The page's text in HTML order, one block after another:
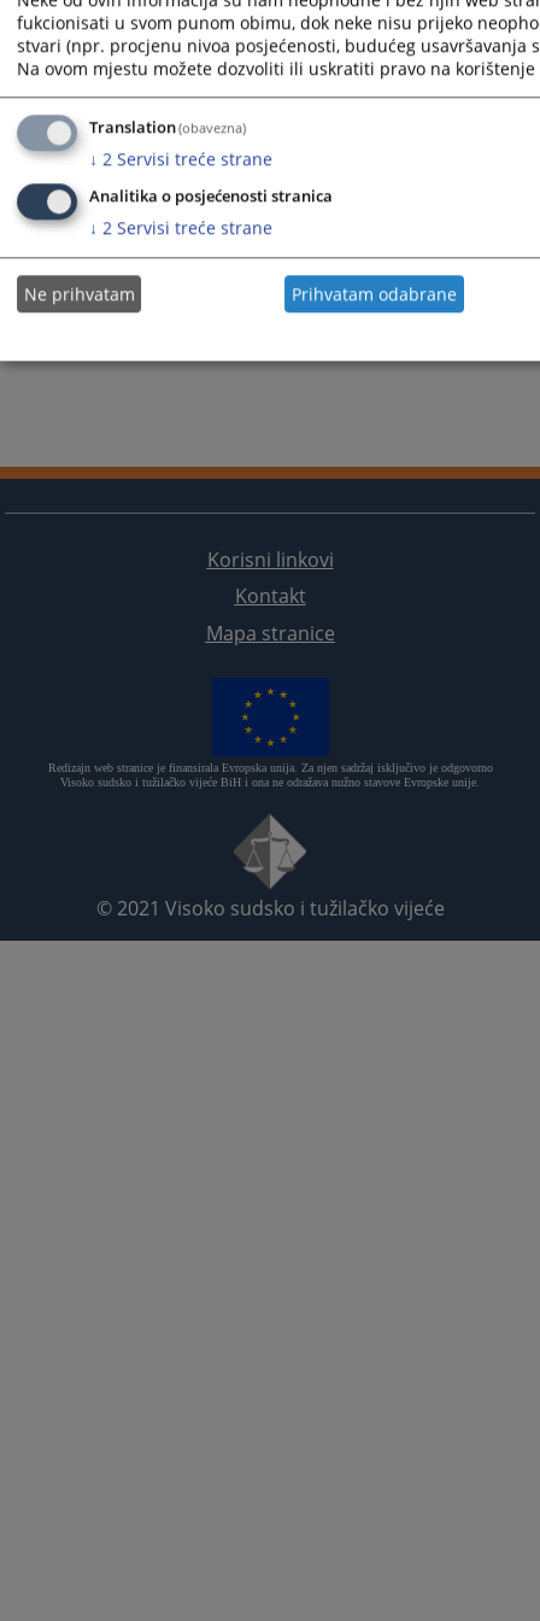
Vijest dostupna još na: Hrvatski jezik Srpski jezik
1812PREGLEDA
#Sedin Idrizovic
Korisni linkovi
Kontakt
Mapa stranice
Redizajn web stranice je finansirala Evropska unija. Za njen sadržaj isključivo je odgovorno
Visoko sudsko i tužilačko vijeće BiH i ona ne odražava nužno stavove Evropske unije.
© 2021 Visoko sudsko i tužilačko vijeće
fukcionisati u svom punom obimu, dok neke nisu prijeko
stvari (npr. procjenu nivoa posjećenosti, budućeg usavršavanja
Na ovom mjestu možete dozvoliti ili uskratiti pravo na
Translation(obavezna)
↓ 2 Servisi treće strane
Analitika o posjećenosti stranica
↓ 2 Servisi treće strane
Ne prihvatam Prihvatam odabrane